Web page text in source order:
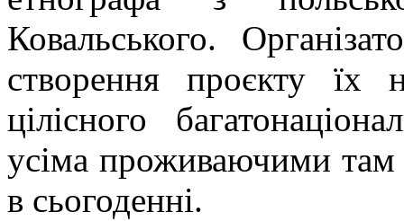
Ковальського.
створення проєкту їх
цілісного
усіма проживаючими там
в сьогоденні.